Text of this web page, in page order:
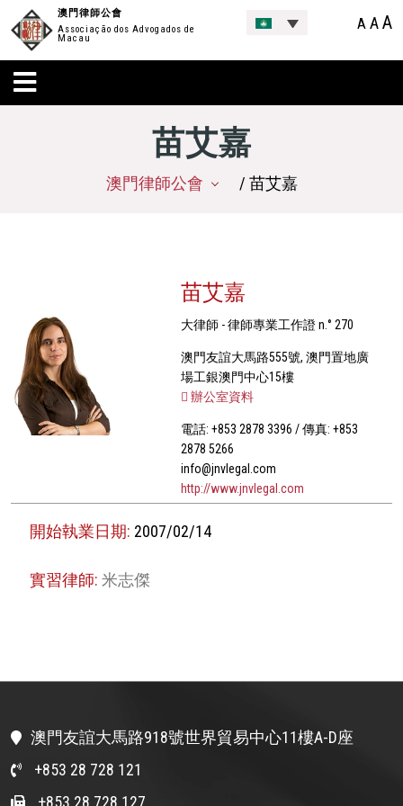
澳門律師公會
Associação dos Advogados de
Macau
A AA
苗艾嘉
澳門律師公會 / 苗艾嘉
苗艾嘉
大律師 - 律師專業工作證 n.° 270
澳門友誼大馬路555號, 澳門置地廣
場工銀澳門中心15樓
辦公室資料
電話: +853 2878 3396 / 傳真: +853
2878 5266
info@jnvlegal.com
http://www.jnvlegal.com
開始執業日期: 2007/02/14
實習律師:米志傑
澳門友誼大馬路918號世界貿易中心11樓A-D座
+853 28 728 121
+853 28 728 127